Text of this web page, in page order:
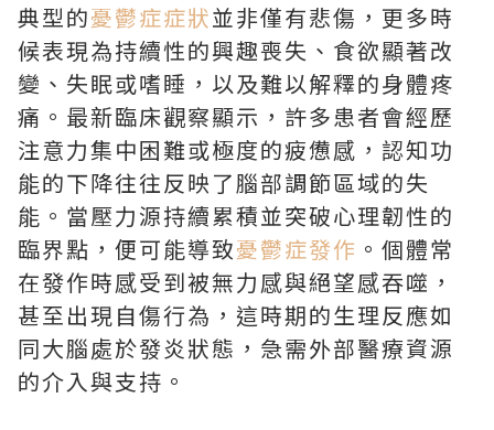
典型的憂鬱症症狀並非僅有悲傷，更多時
候表現為持續性的興趣喪失、食欲顯著改
變、失眠或嗜睡，以及難以解釋的身體疼
痛。最新臨床觀察顯示，許多患者會經歷
注意力集中困難或極度的疲憊感，認知功
能的下降往往反映了腦部調節區域的失
能。當壓力源持續累積並突破心理韌性的
臨界點，便可能導致憂鬱症發作 。個體常
在發作時感受到被無力感與絕望感吞噬，
甚至出現自傷行為，這時期的生理反應如
同大腦處於發炎狀態，急需外部醫療資源
的介入與支持。